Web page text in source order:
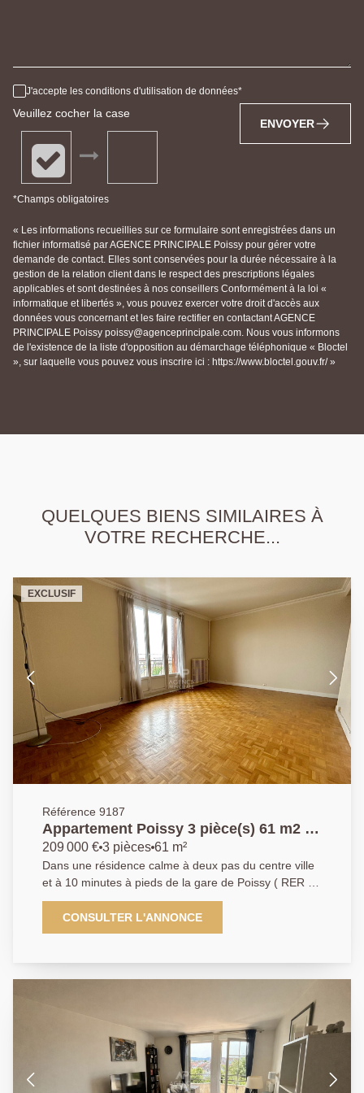
J'accepte les conditions d'utilisation de données
Veuillez cocher la case
*Champs obligatoires
ENVOYER
« Les informations recueillies sur ce formulaire sont enregistrées dans un
fichier informatisé par AGENCE PRINCIPALE Poissy pour gérer votre
demande de contact. Elles sont conservées pour la durée nécessaire à la
gestion de la relation client dans le respect des prescriptions légales
applicables et sont destinées à nos conseillers Conformément à la loi «
informatique et libertés », vous pouvez exercer votre droit d'accès aux
données vous concernant et les faire rectifier en contactant AGENCE
PRINCIPALE Poissy poissy@agenceprincipale.com. Nous vous informons
de l'existence de la liste d'opposition au démarchage téléphonique « Bloctel
», sur laquelle vous pouvez vous inscrire ici : https://www.bloctel.gouv.fr/ »
QUELQUES BIENS SIMILAIRES À
VOTRE RECHERCHE...
EXCLUSIF
Référence 9187
Appartement Poissy 3 pièce(s) 61 m2 -
POISSY
209 000 € 3 pièces 61 m²
Dans une résidence calme à deux pas du centre ville
et à 10 minutes à pieds de la gare de Poissy ( RER A
SNCF ligne J) l'Agence Principale vous propose en
exclusivité un appartement au 3ème étage d'une
copropriété recherchée. Le bien se compose d'une
chambres au calme, une cuisine indépendante, une
(collaborateur salarié D.H)
CONSULTER L'ANNONCE